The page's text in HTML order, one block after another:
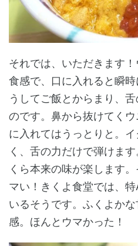
それでは、いただきます
食感で、口に入れると瞬
うしてご飯とからまり、
のです。鼻から抜けてく
に入れてはうっとりと。
く、舌の力だけで弾けま
くら本来の味が楽します
マい！きくよ食堂では、
いるそうです。ふくよか
感。ほんとウマかった！